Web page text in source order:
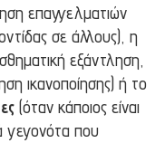
επαγγελματιών
σε άλλους), η
εξάντληση,
ικανοποίησης) ή το
(όταν κάποιος είναι
γεγονότα που